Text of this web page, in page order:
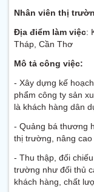
Nhân viên
Địa điểm làm việc:
Tháp, Cần Thơ
Mô tả công việc:
- Xây dựng kế
phẩm công ty sản
là khách hàng dân
- Quảng bá thương
thị trường, nâng cao
- Thu thập, đối
trường như đối thủ
khách hàng, chất